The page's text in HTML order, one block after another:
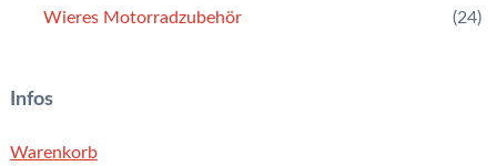
Wieres Motorradzubehör (24)
Infos
Warenkorb